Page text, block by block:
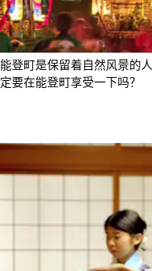
登町是保留着自然风景的
要在能登町享受一下吗？